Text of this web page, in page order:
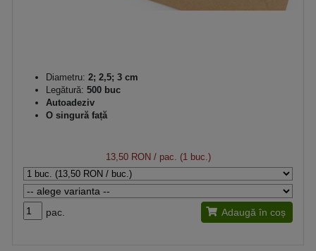
Diametru: 2; 2,5; 3 cm
Legătură: 500 buc
Autoadeziv
O singură față
13,50 RON/ pac. (1 buc.)
pac. Adaugă în coș